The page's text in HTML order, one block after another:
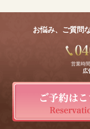
お悩み、ご質問
営業時
広